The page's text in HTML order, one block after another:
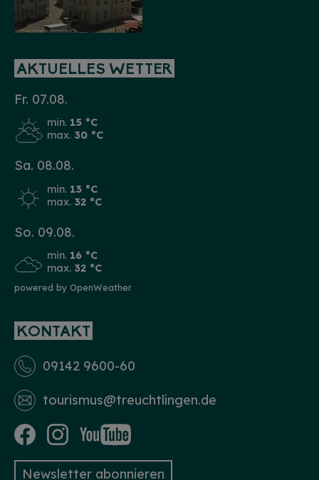
AKTUELLES WETTER
Fr. 07.08.
min. 15 °C
max. 30 °C
Sa. 08.08.
min. 13 °C
max. 32 °C
So. 09.08.
min. 16 °C
max. 32 °C
powered by OpenWeather
KONTAKT
09142 9600-60
tourismus­@treuchtlingen.de
Newsletter abonnieren